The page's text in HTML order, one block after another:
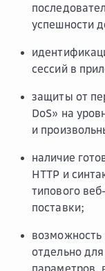
успешности
сессий в
защиты от
DoS» на
и
наличие
HTTP и
типового
поставки;
возможность
отдельно
параметров,